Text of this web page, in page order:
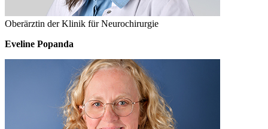
Oberärztin der Klinik für Neurochirurgie
Eveline Popanda